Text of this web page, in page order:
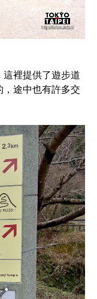
裡提供了遊步道
途中也有許多交